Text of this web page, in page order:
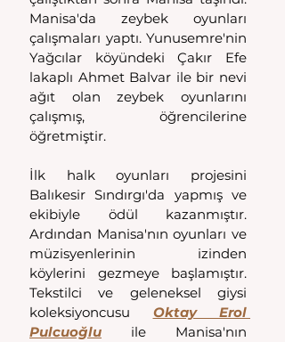
Manisa'da zeybek oyunları
çalışmaları yaptı. Yunusemre'nin
Yağcılar köyündeki Çakır Efe
lakaplı Ahmet Balvar ile bir nevi
ağıt olan zeybek oyunlarını
çalışmış, öğrencilerine
öğretmiştir.
İlk halk oyunları projesini
Balıkesir Sındırgı'da yapmış ve
ekibiyle ödül kazanmıştır.
Ardından Manisa'nın oyunları ve
müzisyenlerinin izinden
köylerini gezmeye başlamıştır.
Tekstilci ve geleneksel giysi
koleksiyoncusu Oktay Erol
Pulcuoğlu ile Manisa'nın